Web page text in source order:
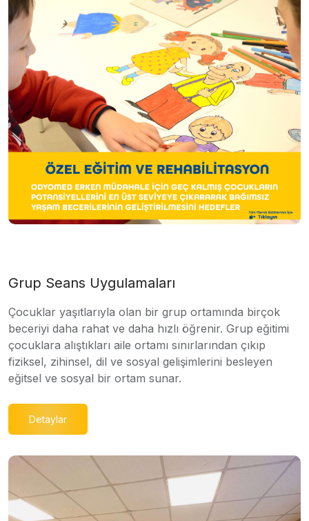
Grup Seans Uygulamaları
Çocuklar yaşıtlarıyla olan bir grup ortamında birçok
beceriyi daha rahat ve daha hızlı öğrenir. Grup eğitimi
çocuklara alıştıkları aile ortamı sınırlarından çıkıp
fiziksel, zihinsel, dil ve sosyal gelişimlerini besleyen
eğitsel ve sosyal bir ortam sunar.
Detaylar